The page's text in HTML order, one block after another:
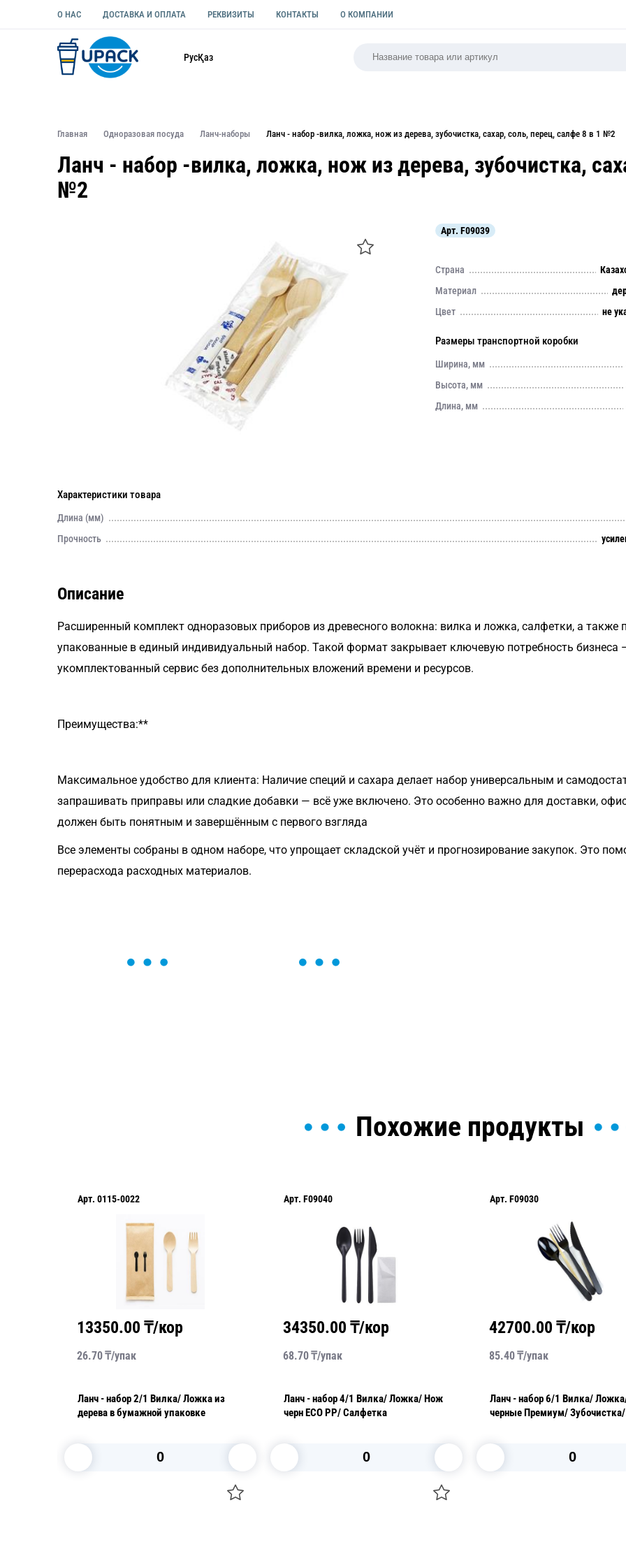
О НАС ДОСТАВКА И ОПЛАТА РЕКВИЗИТЫ КОНТАКТЫ О КОМПАНИИ
РусҚаз
Главная Одноразовая посуда Ланч-наборы Ланч - набор -вилка, ложка, нож из дерева, зубочистка, сахар, соль, перец, салфе 8 в 1 №2
Ланч - набор -вилка, ложка, нож из дерева, зубочистка,
№2
Арт. F09039
Страна
Материал
Цвет
не
Размеры транспортной коробки
Ширина, мм
Высота, мм
Длина, мм
Характеристики товара
Длина (мм)
Прочность
Описание
Расширенный комплект одноразовых приборов из древесного волокна: вилка и ложка, салфетки, а также
упакованные в единый индивидуальный набор. Такой формат закрывает ключевую потребность бизнеса
укомплектованный сервис без дополнительных вложений времени и ресурсов.
Преимущества:**
Максимальное удобство для клиента: Наличие специй и сахара делает набор универсальным и
запрашивать приправы или сладкие добавки — всё уже включено. Это особенно важно для доставки,
должен быть понятным и завершённым с первого взгляда
Все элементы собраны в одном наборе, что упрощает складской учёт и прогнозирование закупок. Это
перерасхода расходных материалов.
Похожие продукты
Арт. 0115-0022
13350.00 ₸/кор
26.70₸/упак
Ланч - набор 2/1 Вилка/ Ложка из
дерева в бумажной упаковке
Арт. F09040
34350.00 ₸/кор
68.70₸/упак
Ланч - набор 4/1 Вилка/ Ложка/ Нож
черн ECO PP/ Салфетка
Арт. F09030
42700.00 ₸/кор
85.40₸/упак
Ланч - набор 6/1 Вилка/ Ложка/ Нож
черные Премиум/ Зубочистка/